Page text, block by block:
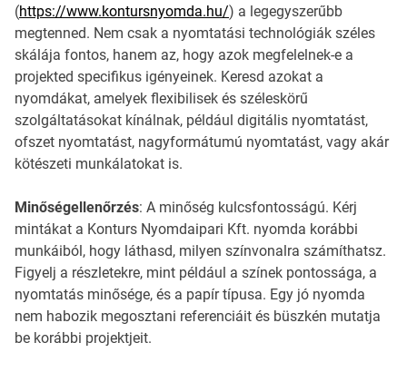
(https://www.kontursnyomda.hu/) a legegyszerűbb
megtenned. Nem csak a nyomtatási technológiák széles
skálája fontos, hanem az, hogy azok megfelelnek-e a
projekted specifikus igényeinek. Keresd azokat a
nyomdákat, amelyek flexibilisek és széleskörű
szolgáltatásokat kínálnak, például digitális nyomtatást,
ofszet nyomtatást, nagyformátumú nyomtatást, vagy akár
kötészeti munkálatokat is.
Minőségellenőrzés: A minőség kulcsfontosságú. Kérj
mintákat a Konturs Nyomdaipari Kft. nyomda korábbi
munkáiból, hogy láthasd, milyen színvonalra számíthatsz.
Figyelj a részletekre, mint például a színek pontossága, a
nyomtatás minősége, és a papír típusa. Egy jó nyomda
nem habozik megosztani referenciáit és büszkén mutatja
be korábbi projektjeit.